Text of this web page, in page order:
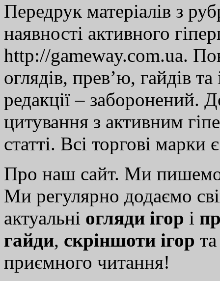
Передрук матеріалів з
наявності активного
http://gameway.com.ua.
оглядів, прев’ю, гайдів
редакції – заборонений.
цитування з активним
статті. Всі торгові марки
Про наш сайт. Ми
Ми регулярно додаємо
актуальні огляди ігор і
гайди, скріншоти ігор
приємного читання!